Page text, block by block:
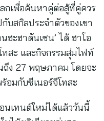
กเพื่อค้นหาคู่ต่อสู้ที่คู่ควร
บสกิลประจำตัวของเขา
นฮะฮาดันเซน’ ได้ ฮาโอ
ทสะ และกิจกรรมสุ่มไฟท์
ถึง 27 พฤษภาคม โดยจะ
อมกับซีเนอร์จีโทสะ
นเทนต์ใหม่ได้แล้ววันนี้